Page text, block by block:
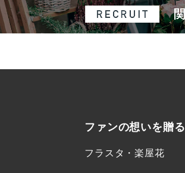
ファンの想いを贈る
フラスタ・楽屋花